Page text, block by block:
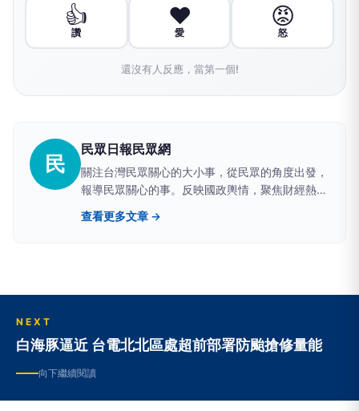
👍
讚
❤️
愛
😡
怒
還沒有人反應，當第一個!
民
民眾日報民眾網
關注台灣民眾關心的大小事，從民眾的角度出發，
報導民眾關心的事。反映國政輿情，聚焦財經熱
點，堅持與網路上的鄉民，與馬路上的市民站在一
起。
查看更多文章 →
NEXT
白海豚逼近 台電北北區處超前部署防颱搶修量能
向下繼續閱讀